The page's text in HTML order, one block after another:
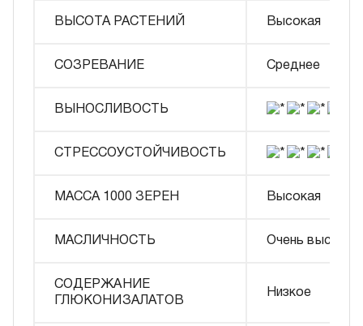
ВЫСОТА РАСТЕНИЙ Высокая
СОЗРЕВАНИЕ Среднее
ВЫНОСЛИВОСТЬ
СТРЕССОУСТОЙЧИВОСТЬ
МАССА 1000 ЗЕРЕН Высокая
МАСЛИЧНОСТЬ Очень высокая
СОДЕРЖАНИЕ
ГЛЮКОНИЗАЛАТОВ
Низкое